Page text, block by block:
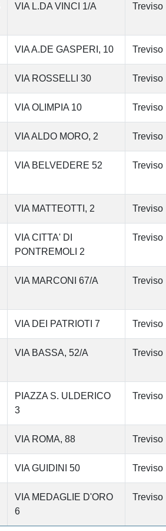
VIA L.DA VINCI 1/A Treviso
VIA A.DE GASPERI, 10 Treviso
VIA ROSSELLI 30 Treviso
VIA OLIMPIA 10 Treviso
VIA ALDO MORO, 2 Treviso
VIA BELVEDERE 52 Treviso
VIA MATTEOTTI, 2 Treviso
VIA CITTA' DI
PONTREMOLI 2
Treviso
VIA MARCONI 67/A Treviso
VIA DEI PATRIOTI 7 Treviso
VIA BASSA, 52/A Treviso
PIAZZA S. ULDERICO
3
Treviso
VIA ROMA, 88 Treviso
VIA GUIDINI 50 Treviso
VIA MEDAGLIE D'ORO
6
Treviso